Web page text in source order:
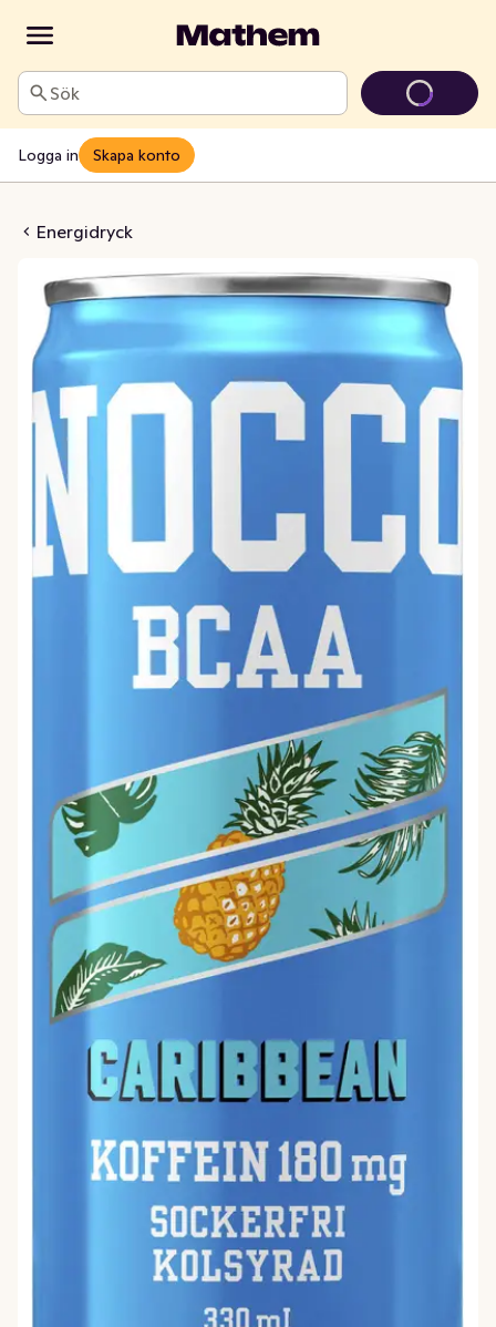
Sök
Logga in Skapa konto
Energidryck
Caribbean Sockerfri